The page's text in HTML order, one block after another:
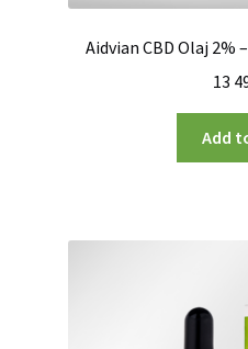
Aidvian CBD Olaj 2%
13
Add